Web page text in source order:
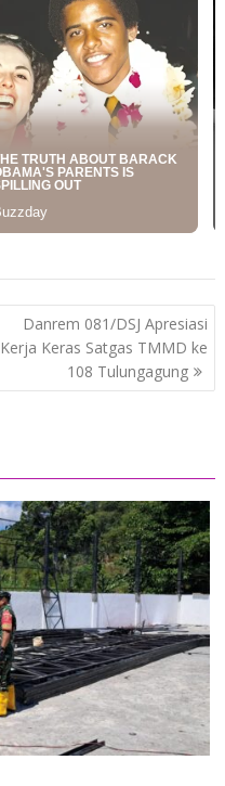
Danrem 081/DSJ Apresiasi
Kerja Keras Satgas TMMD ke
108 Tulungagung